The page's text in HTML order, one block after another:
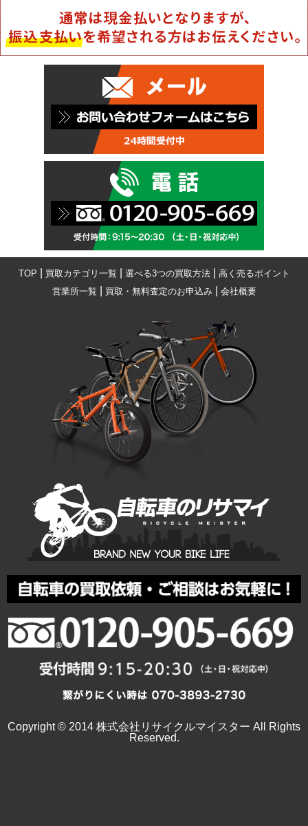
TOP 買取カテゴリ一覧 選べる3つの買取方法| 高く売るポイント
営業所一覧
買取・無料査定のお申込み| 会社概要
Copyright © 2014 株式会社リサイクルマイスター All Rights
Reserved.